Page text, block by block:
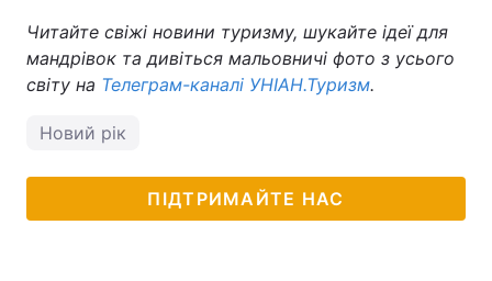
Читайте свіжі новини туризму, шукайте ідеї для
мандрівок та дивіться мальовничі фото з усього
світу на Телеграм-каналі УНІАН.Туризм.
Новий рік
ПІДТРИМАЙТЕ НАС